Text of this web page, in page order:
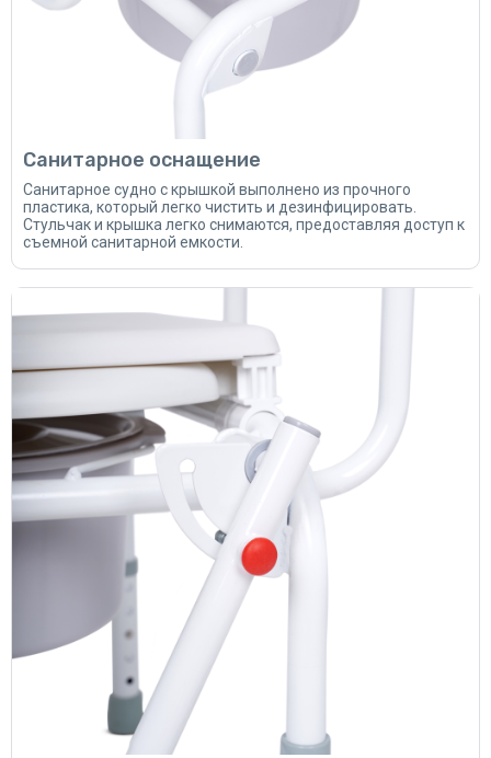
Санитарное оснащение
Санитарное судно с крышкой выполнено из прочного
пластика, который легко чистить и дезинфицировать.
Стульчак и крышка легко снимаются, предоставляя доступ к
съемной санитарной емкости.